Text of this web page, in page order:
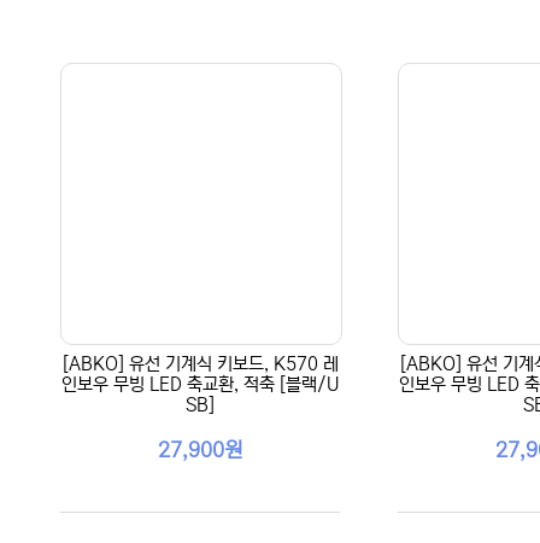
[ABKO] 유선 기계식 키보드, K570 레
인보우 무빙 LED 축교환, 적축 [블랙/U
SB]
27,900원
[ABKO] 유선 기
인보우 무빙 LED